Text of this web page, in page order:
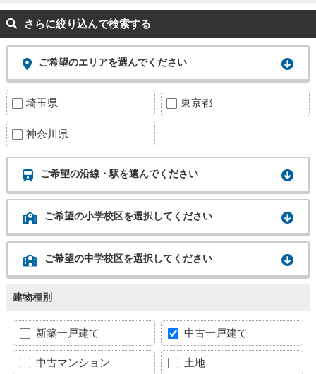
さらに絞り込んで検索する
ご希望のエリアを選んでください
埼玉県 東京都
神奈川県
ご希望の沿線・駅を選んでください
ご希望の小学校区を選択してください
ご希望の中学校区を選択してください
建物種別
新築一戸建て 中古一戸建て
中古マンション 土地